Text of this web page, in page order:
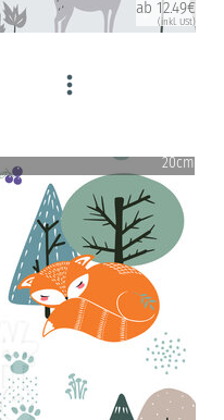
ab 12.49€
(inkl. USt)
20cm